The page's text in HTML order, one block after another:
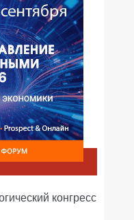
конгресс